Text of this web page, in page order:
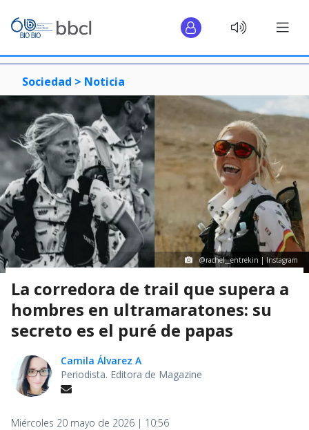
Sociedad > Noticia
@rachel__entrekin | Instagram
La corredora de trail que supera a
hombres en ultramaratones: su
secreto es el puré de papas
Camila Álvarez A
Periodista. Editora de Magazine
Miércoles 20 mayo de 2026 | 10:56